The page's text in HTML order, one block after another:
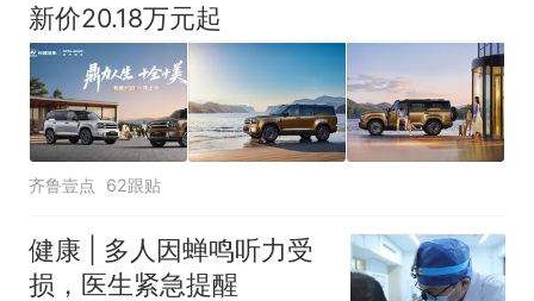
新价20.18万元起
齐鲁壹点 62跟贴
健康 | 多人因蝉鸣听力受
损，医生紧急提醒